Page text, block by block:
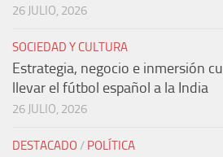
26 JULIO, 2026
SOCIEDAD Y CULTURA
Estrategia, negocio e inmersión
llevar el fútbol español a la India
26 JULIO, 2026
DESTACADO / POLÍTICA